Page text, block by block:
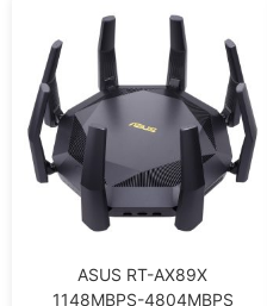
ASUS RT-AX89X
1148MBPS-4804MBPS